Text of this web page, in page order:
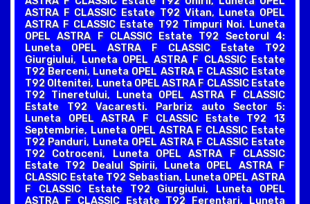
ASTRA F CLASSIC Estate T92 Vitan, Luneta OPEL
ASTRA F CLASSIC Estate T92 Timpuri Noi. Luneta
OPEL ASTRA F CLASSIC Estate T92 Sectorul 4:
Luneta OPEL ASTRA F CLASSIC Estate T92
Giurgiului, Luneta OPEL ASTRA F CLASSIC Estate
T92 Berceni, Luneta OPEL ASTRA F CLASSIC Estate
T92 Oltenitei, Luneta OPEL ASTRA F CLASSIC Estate
T92 Tineretului, Luneta OPEL ASTRA F CLASSIC
Estate T92 Vacaresti. Parbriz auto Sector 5:
Luneta OPEL ASTRA F CLASSIC Estate T92 13
Septembrie, Luneta OPEL ASTRA F CLASSIC Estate
T92 Panduri, Luneta OPEL ASTRA F CLASSIC Estate
T92 Cotroceni, Luneta OPEL ASTRA F CLASSIC
Estate T92 Dealul Spirii, Luneta OPEL ASTRA F
CLASSIC Estate T92 Sebastian, Luneta OPEL ASTRA
F CLASSIC Estate T92 Giurgiului, Luneta OPEL
ASTRA F CLASSIC Estate T92 Ferentari, Luneta